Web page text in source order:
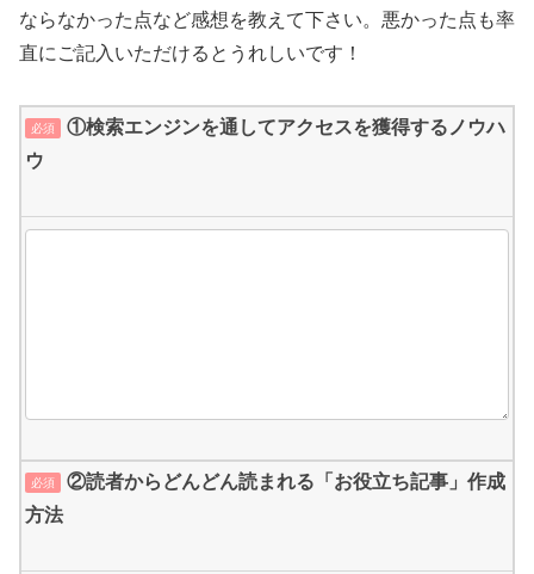
ならなかった点など感想を教えて下さい。悪かった点も率
直にご記入いただけるとうれしいです！
必須
①検索エンジンを通してアクセスを獲得するノウハ
ウ
必須
②読者からどんどん読まれる「お役立ち記事」作成
方法